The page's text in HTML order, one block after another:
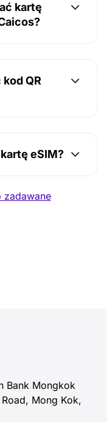
kartę
QR
eSIM?
zadawane
Bank Mongkok
Mong Kok,